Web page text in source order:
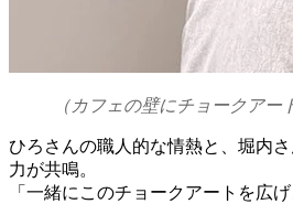
（カフェの壁にチョークアー
ひろさんの職人的な情熱と、堀内
力が共鳴。
「一緒にこのチョークアートを広